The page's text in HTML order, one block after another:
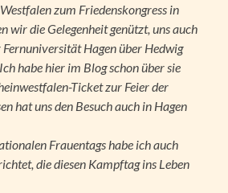
zum Friedenskongress in
wir die Gelegenheit genützt, uns auch
Fernuniversität Hagen über Hedwig
habe hier im Blog schon über sie
Ticket zur Feier der
hat uns den Besuch auch in Hagen
Frauentags habe ich auch
die diesen Kampftag ins Leben